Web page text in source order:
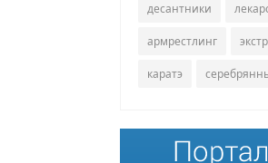
десантники
армрестлинг
каратэ